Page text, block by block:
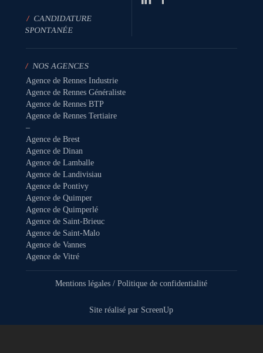
/ CANDIDATURE
SPONTANÉE
/ NOS AGENCES
Agence de Rennes Industrie
Agence de Rennes Généraliste
Agence de Rennes BTP
Agence de Rennes Tertiaire
–
Agence de Brest
Agence de Dinan
Agence de Lamballe
Agence de Landivisiau
Agence de Pontivy
Agence de Quimper
Agence de Quimperlé
Agence de Saint-Brieuc
Agence de Saint-Malo
Agence de Vannes
Agence de Vitré
Mentions légales /Politique de confidentialité
Site réalisé par ScreenUp